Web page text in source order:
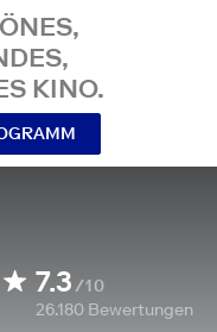
KINO.
7.3/10
26.180 Bewertungen